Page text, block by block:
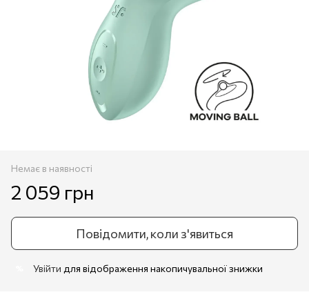
Немає в наявності
2 059 грн
Повідомити, коли з'явиться
Увійти для відображення накопичувальної знижки